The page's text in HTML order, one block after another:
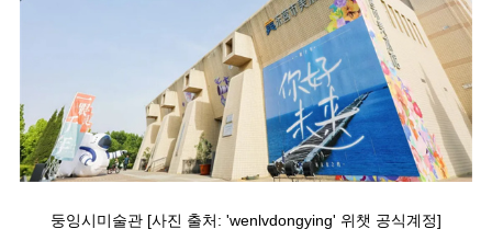
둥잉시미술관 [사진 출처: 'wenlvdongying' 위챗 공식계정]